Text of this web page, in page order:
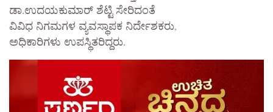
ಡಾ.ಉದಯಕುಮಾರ್ ಶೆಟ್ಟಿ ಸೇರಿದಂತೆ
ವಿವಿಧ ನಿಗಮಗಳ ವ್ಯವಸ್ಥಾಪಕ ನಿರ್ದೇಶಕರು,
ಅಧಿಕಾರಿಗಳು ಉಪಸ್ಥಿತರಿದ್ದರು.